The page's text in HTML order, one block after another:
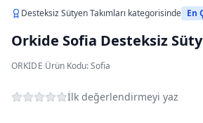
Erkek
Çocuk
Fantazi
Büyük
Desteksiz Sütyen Takımları kategorisinde En
Orkide Sofia Desteksiz
ORKIDE·Ürün Kodu:Sofia
İlk değerlendirmeyi yaz